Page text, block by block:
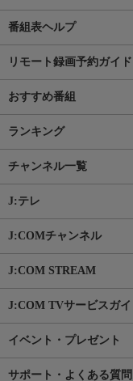
番組表ヘルプ
リモート録画予約ガイド
おすすめ番組
ランキング
チャンネル一覧
J:テレ
J:COMチャンネル
J:COM STREAM
J:COM TVサービスガイ
イベント・プレゼント
サポート・よくある質問